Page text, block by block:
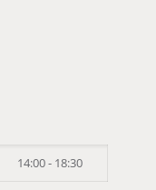
14:00 - 18:30